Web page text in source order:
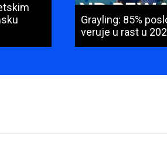
Grayling: 85%
veruje u rast u